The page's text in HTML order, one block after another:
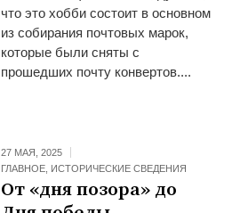
что это хобби состоит в основном
из собирания почтовых марок,
которые были сняты с
прошедших почту конвертов....
27 МАЯ, 2025
ГЛАВНОЕ ИСТОРИЧЕСКИЕ СВЕДЕНИЯ
От «дня позора» до